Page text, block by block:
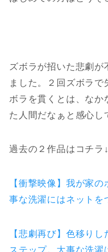
ズボラが招いた悲劇が
ました。２回ズボラ
ボラを貫くとは、なか
た人間だなぁと感心し
過去の２作品はコチラ↓
【衝撃映像】我が家
事な洗濯にはネットを
【悲劇再び】色移り